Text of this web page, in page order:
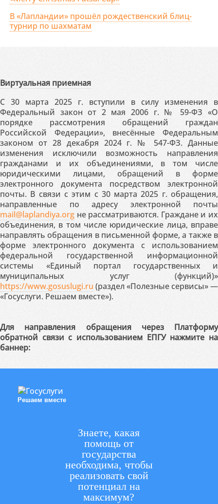
В «Лапландии» прошёл рождественский блиц-
турнир по шахматам
Виртуальная приемная
С 30 марта 2025 г. вступили в силу изменения в
Федеральный закон от 2 мая 2006 г. № 59-ФЗ «О
порядке рассмотрения обращений граждан
Российской Федерации», внесённые Федеральным
законом от 28 декабря 2024 г. № 547-ФЗ. Данные
изменения исключили возможность направления
гражданами и их объединениями, в том числе
юридическими лицами, обращений в форме
электронного документа посредством электронной
почты. В связи с этим с 30 марта 2025 г. обращения,
направленные по адресу электронной почты
mail@laplandiya.org не рассматриваются. Граждане и их
объединения, в том числе юридические лица, вправе
направлять обращения в письменной форме, а также в
форме электронного документа с использованием
федеральной государственной информационной
системы «Единый портал государственных и
муниципальных услуг (функций)»
https://www.gosuslugi.ru (раздел «Полезные сервисы» —
«Госуслуги. Решаем вместе»).
Для направления обращения через Платформу
обратной связи с использованием ЕПГУ нажмите на
баннер:
Решаем вместе
Знаете, какая
помощь от
государства
необходима, чтобы
реализовать свой
потенциал на
максимум?